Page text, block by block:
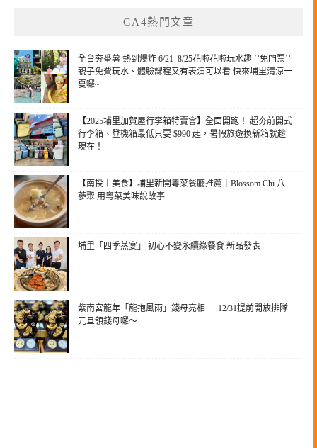
GA4熱門文章
全台夯番薯 熱到爆炸 6/21–8/25花啦花啦玩水趣 ‘’免門票’’
親子免費玩水、體驗課程又有表演可以看 快來埔里清涼一
夏囉~
【2025埔里加賀屋行李箱特賣會】全面開跑！ 超夯前開式
行李箱、登機箱最低只要 $990 起，暑假旅遊換新箱就趁
現在！
【南投〡美食】埔里新開粵菜餐廳推薦｜Blossom Chi 八
蔘聚 用粵菜美味說故事
埔里「四季蒸宴」 初心不變永續綠餐食 新品發表
紫南宮龍年「龍抱風雨」錢母亮相 12/31提前開放排隊
元旦領錢母囉～